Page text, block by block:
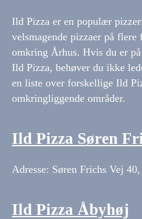
Ild Pizza er en populær
velsmagende pizzaer på
omkring Århus. Hvis du er
Ild Pizza, behøver du ikke
en liste over forskellige Ild
omkringliggende områder.
Ild Pizza Søren
Adresse: Søren Frichs Vej
Ild Pizza Åbyhøj